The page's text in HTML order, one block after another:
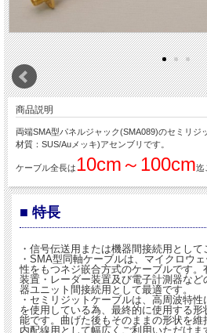
商品説明
両端SMA型パネルジャック(SMA089)のセミリジ
材質：SUS/Auメッキ)アセンブリです。
ケーブル全長は10cm～100cm迄
■ 特長
・信号伝送用または機器間接続用として
・SMA型同軸ケーブルは、マイクロウ
性をもつネジ嵌合方式のケーブルです
装置・レーダー装置及び電子計測器な
器ユニット間接続用として最適です。
・セミリジットケーブルは、高周波特
を使用している為、最終的に使用する
能です。曲げた後もそのままの形状を
内配線用として幅広くご利用いただけま